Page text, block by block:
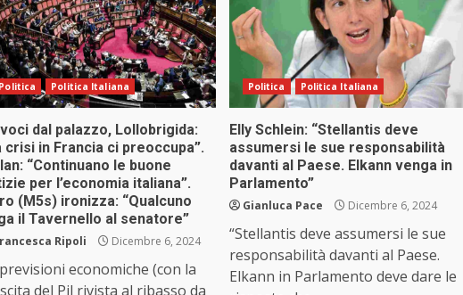
Politica Politica Italiana
dal palazzo, Lollobrigida:
crisi in Francia ci preoccupa”.
“Continuano le buone
per l’economia italiana”.
(M5s) ironizza: “Qualcuno
il Tavernello al senatore”
Ripoli Dicembre 6, 2024
economiche (con la
del Pil rivista al ribasso da
Politica Politica Italiana
Elly Schlein: “Stellantis deve
assumersi le sue responsabilità
davanti al Paese. Elkann venga in
Parlamento”
Gianluca Pace Dicembre 6, 2024
“Stellantis deve assumersi le sue
responsabilità davanti al Paese.
Elkann in Parlamento deve dare le